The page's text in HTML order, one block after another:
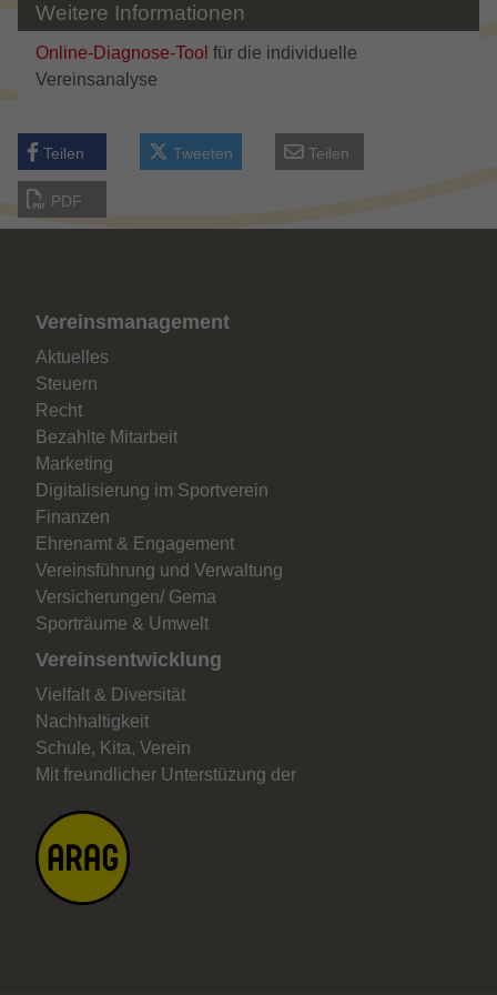
Weitere Informationen
Online-Diagnose-Tool für die individuelle
Vereinsanalyse
Teilen Tweeten Teilen
PDF
Vereinsmanagement
Aktuelles
Steuern
Recht
Bezahlte Mitarbeit
Marketing
Digitalisierung im Sportverein
Finanzen
Ehrenamt & Engagement
Vereinsführung und Verwaltung
Versicherungen/ Gema
Sporträume & Umwelt
Vereinsentwicklung
Vielfalt & Diversität
Nachhaltigkeit
Schule, Kita, Verein
Mit freundlicher Unterstüzung der
um die von Google auf Websites mit
Datenmenge zu begrenzen.